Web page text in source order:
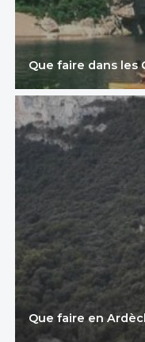
Que faire dans les
Que faire en